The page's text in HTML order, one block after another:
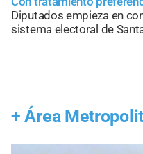
Diputados empieza en
sistema electoral de
+ Área